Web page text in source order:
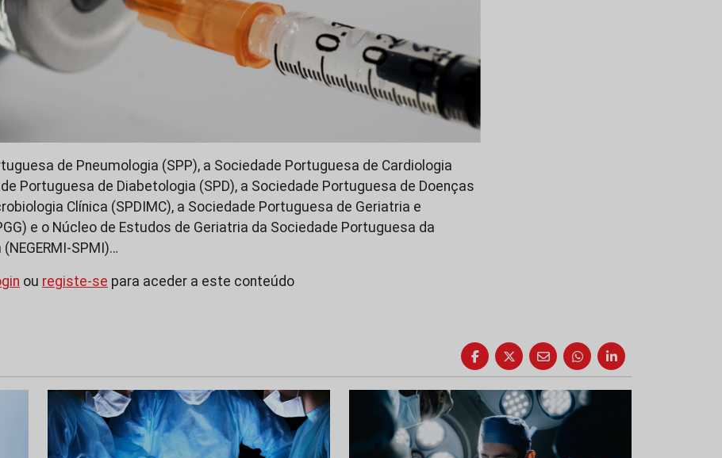
de Pneumologia (SPP), a Sociedade Portuguesa de Cardiologia
Portuguesa de Diabetologia (SPD), a Sociedade Portuguesa de Doenças
Clínica (SPDIMC), a Sociedade Portuguesa de Geriatria e
e o Núcleo de Estudos de Geriatria da Sociedade Portuguesa da
SPMI)…
ou registe-se para aceder a este conteúdo